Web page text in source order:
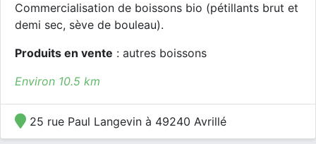
Commercialisation de boissons bio (pétillants brut et
demi sec, sève de bouleau).
Produits en vente : autres boissons
Environ 10.5 km
25 rue Paul Langevin à 49240 Avrillé